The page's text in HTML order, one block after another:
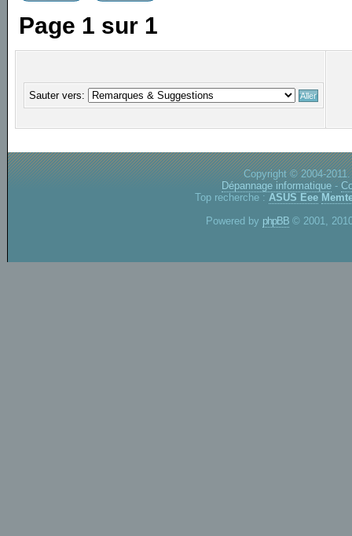
Page 1 sur 1
Sauter vers:
Copyright © 2004-
Dépannage informatique -
Top recherche : ASUS Eee
Powered by phpBB © 2001,